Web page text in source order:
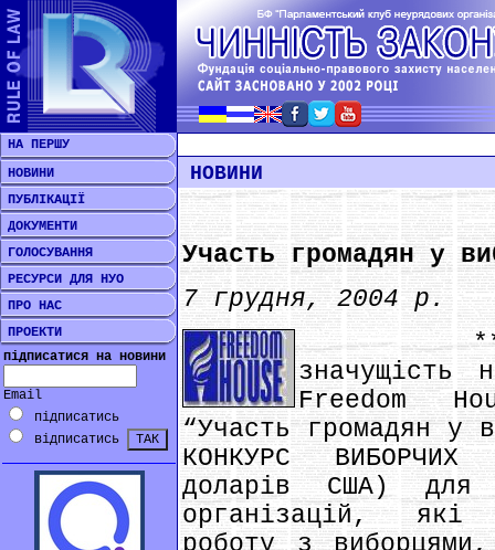
НА ПЕРШУ
НОВИНИ
ПУБЛІКАЦІЇ
ДОКУМЕНТИ
ГОЛОСУВАННЯ
РЕСУРСИ ДЛЯ НУО
ПРО НАС
ПРОЕКТИ
підписатися на новини
Email
підписатись
відписатись
НОВИНИ
Участь громадян у
7 грудня, 2004 р.
***
значущість
Freedom
“Участь громадян у
КОНКУРС
доларів США) для
організацій, які